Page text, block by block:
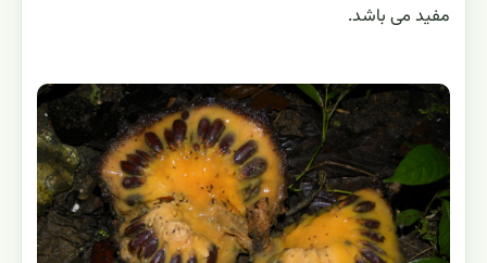
مفید می باشد.